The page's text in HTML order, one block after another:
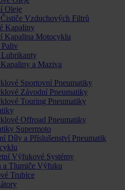
Oleje
Vzduchových Filtrů
Kapaliny
Kapalina Motocyklu
a Maziva
Sportovní Pneumatiky
Závodní Pneumatiky
Touring Pneumatiky
Offroad Pneumatiky
Supermoto
Díly a Příslušenství Pneumatik
Výfukové Systémy
a Tlumiče Výfuku
Trubice